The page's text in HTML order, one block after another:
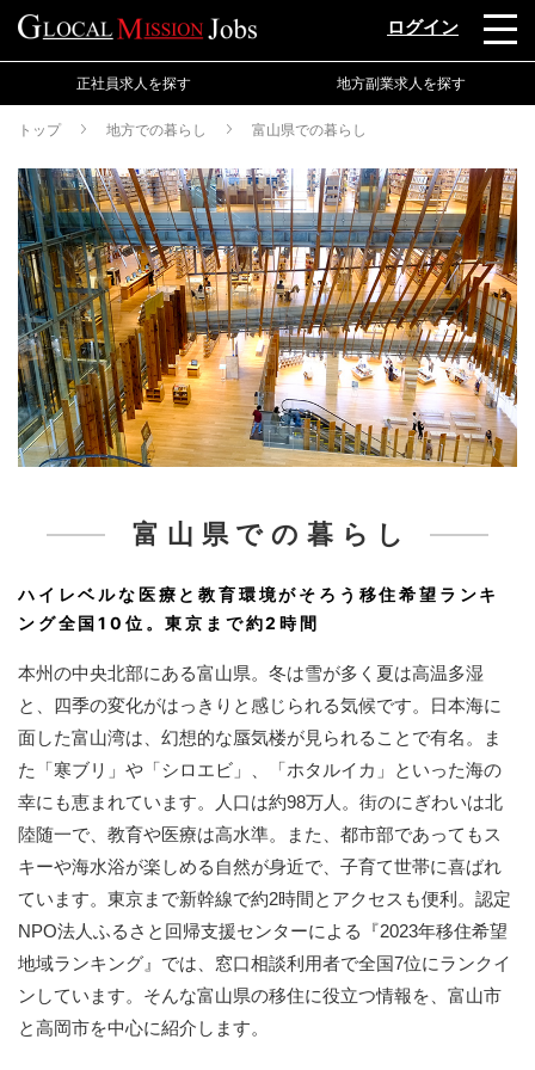
ログイン
正社員求人を探す 地方副業求人を探す
トップ 地方での暮らし 富山県での暮らし
富山県での暮らし
ハイレベルな医療と教育環境がそろう移住希望ランキ
ング全国10位。東京まで約2時間
本州の中央北部にある富山県。冬は雪が多く夏は高温多湿
と、四季の変化がはっきりと感じられる気候です。日本海に
面した富山湾は、幻想的な蜃気楼が見られることで有名。ま
た「寒ブリ」や「シロエビ」、「ホタルイカ」といった海の
幸にも恵まれています。人口は約98万人。街のにぎわいは北
陸随一で、教育や医療は高水準。また、都市部であってもス
キーや海水浴が楽しめる自然が身近で、子育て世帯に喜ばれ
ています。東京まで新幹線で約2時間とアクセスも便利。認定
NPO法人ふるさと回帰支援センターによる『2023年移住希望
地域ランキング』では、窓口相談利用者で全国7位にランクイ
ンしています。そんな富山県の移住に役立つ情報を、富山市
と高岡市を中心に紹介します。